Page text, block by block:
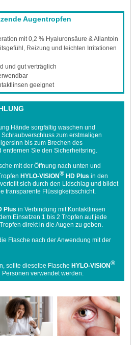
Augentropfen
mit 0,2 % Hyaluronsäure & Allantoin
Reizung und leichten Irritationen
und gut verträglich
geeignet
Hände sorgfältig waschen und
zum erstmaligen
bis zum Brechen des
entfernen Sie den Sicherheitsring.
mit der Öffnung nach unten und
HYLO-VISION®HD Plus in den
sich durch den Lidschlag und bildet
transparente Flüssigkeitsschicht.
Plus in Verbindung mit Kontaktlinsen
Einsetzen 1 bis 2 Tropfen auf jede
direkt in die Augen zu geben.
Flasche nach der Anwendung mit der
sollte dieselbe Flasche HYLO-VISION®
verwendet werden.